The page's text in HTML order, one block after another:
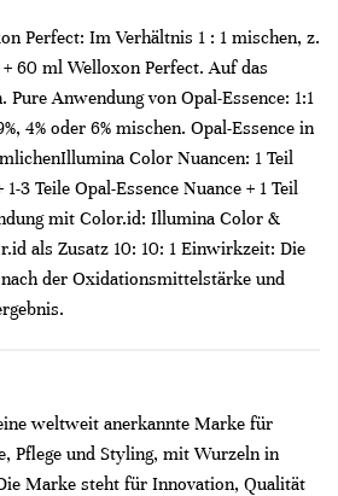
Perfect: Im Verhältnis 1 : 1 mischen, z.
60 ml Welloxon Perfect. Auf das
Anwendung von Opal-Essence: 1:1
4% oder 6% mischen. Opal-Essence in
Color Nuancen: 1 Teil
3 Teile Opal-Essence Nuance + 1 Teil
mit Color.id: Illumina Color &
als Zusatz 10: 10: 1 Einwirkzeit: Die
der Oxidationsmittelstärke und
weltweit anerkannte Marke für
Pflege und Styling, mit Wurzeln in
Marke steht für Innovation, Qualität